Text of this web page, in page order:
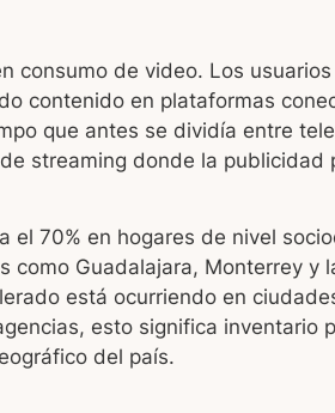
consumo de video. Los
contenido en plataformas
que antes se dividía entre
streaming donde la publicidad
el 70% en hogares de nivel
como Guadalajara, Monterrey y
está ocurriendo en
esto significa inventario
del país.